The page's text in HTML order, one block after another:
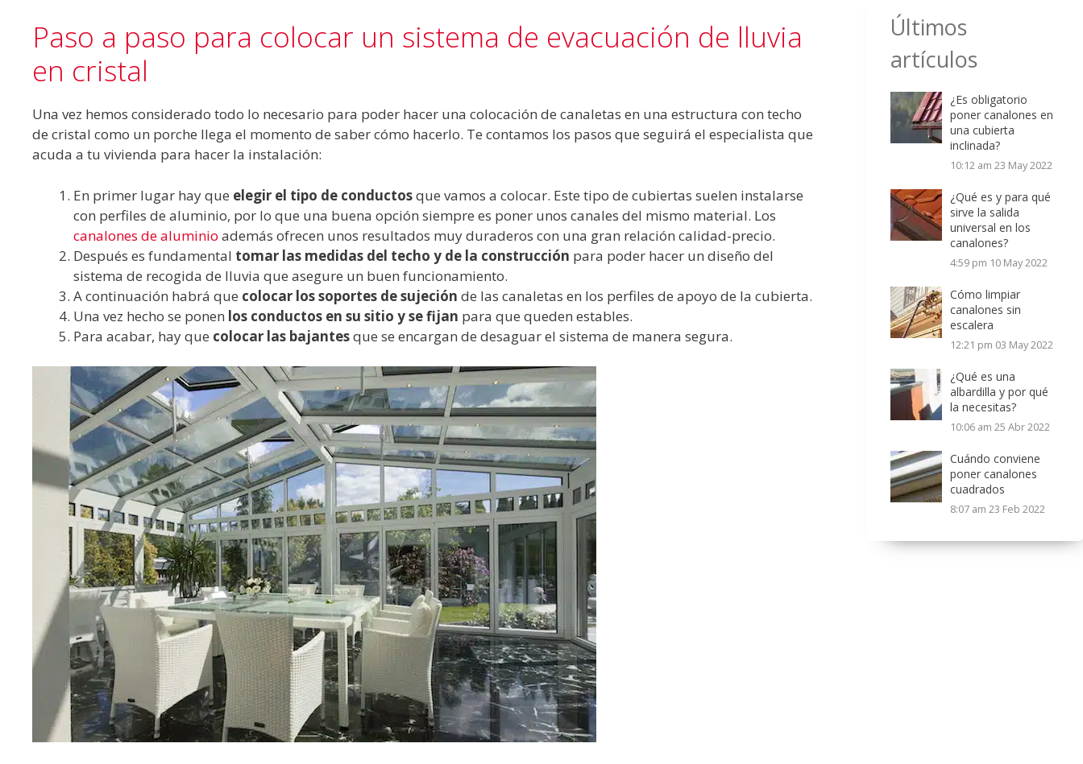
Paso a paso para colocar un sistema de evacuación de lluvia
en cristal
Una vez hemos considerado todo lo necesario para poder hacer una colocación de canaletas en una estructura con techo
de cristal como un porche llega el momento de saber cómo hacerlo. Te contamos los pasos que seguirá el especialista que
acuda a tu vivienda para hacer la instalación:
En primer lugar hay que elegir el tipo de conductosque vamos a colocar. Este tipo de cubiertas suelen instalarse
con perfiles de aluminio, por lo que una buena opción siempre es poner unos canales del mismo material. Los
canalones de aluminio además ofrecen unos resultados muy duraderos con una gran relación calidad-precio.
Después es fundamental tomar las medidas del techo y de la construcción para poder hacer un diseño del
sistema de recogida de lluvia que asegure un buen funcionamiento.
A continuación habrá que colocar los soportes de sujeción de las canaletas en los perfiles de apoyo de la cubierta.
Una vez hecho se ponen los conductos en su sitio y se fijan para que queden estables.
Para acabar, hay que colocar las bajantesque se encargan de desaguar el sistema de manera segura.
Últimos
artículos
¿Es obligatorio
poner canalones en
una cubierta
inclinada?
10:12 am 23 May 2022
¿Qué es y para qué
sirve la salida
universal en los
canalones?
4:59 pm 10 May 2022
Cómo limpiar
canalones sin
escalera
12:21 pm 03 May 2022
¿Qué es una
albardilla y por qué
la necesitas?
10:06 am 25 Abr 2022
Cuándo conviene
poner canalones
cuadrados
8:07 am 23 Feb 2022